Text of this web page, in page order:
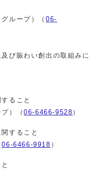
ループ）（ 06-
び賑わい創出の取組みに
ること
プ）（06-6466-9528 ）
すること
06-6466-9918 ）